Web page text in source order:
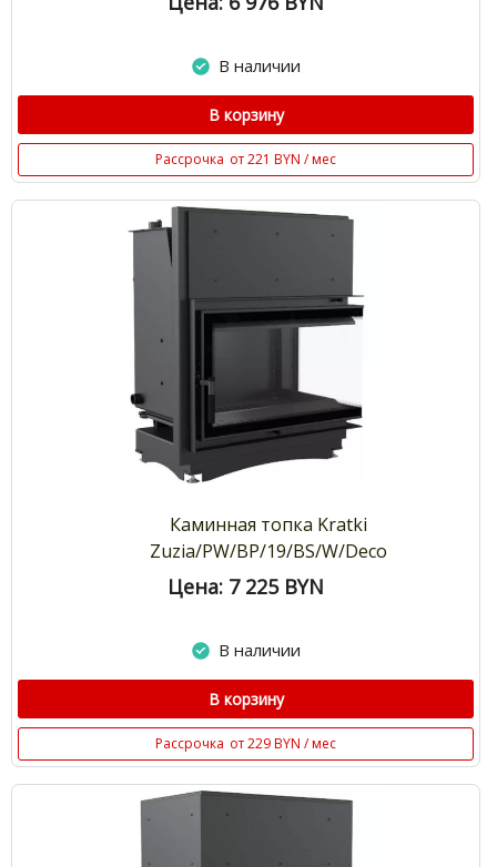
В наличии
В корзину
Рассрочка от 221 BYN / мес
Каминная топка Kratki
Zuzia/PW/BP/19/BS/W/Deco
Цена: 7 225 BYN
В наличии
В корзину
Рассрочка от 229 BYN / мес